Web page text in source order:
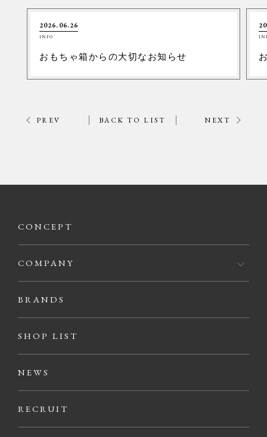
2026.06.26
INFO
おもちゃ箱からの大切なお知らせ
PREV BACK TO LIST NEXT
CONCEPT
COMPANY
BRANDS
SHOP LIST
NEWS
RECRUIT